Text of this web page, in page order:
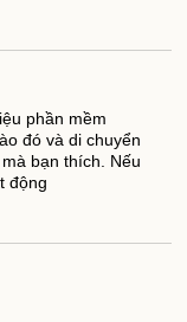
phần mềm
đó và di chuyển
bạn thích. Nếu
động